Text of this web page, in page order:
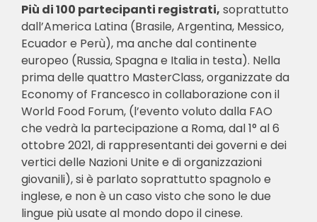
Più di 100 partecipanti registrati, soprattutto
dall’America Latina (Brasile, Argentina, Messico,
Ecuador e Perù), ma anche dal continente
europeo (Russia, Spagna e Italia in testa). Nella
prima delle quattro MasterClass, organizzate da
Economy of Francesco in collaborazione con il
World Food Forum, (l’evento voluto dalla FAO
che vedrà la partecipazione a Roma, dal 1° al 6
ottobre 2021, di rappresentanti dei governi e dei
vertici delle Nazioni Unite e di organizzazioni
giovanili), si è parlato soprattutto spagnolo e
inglese, e non è un caso visto che sono le due
lingue più usate al mondo dopo il cinese.